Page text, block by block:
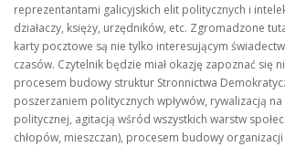
reprezentantami galicyjskich elit politycznych i
działaczy, księży, urzędników, etc. Zgromadzone
karty pocztowe są nie tylko interesującym
czasów. Czytelnik będzie miał okazję zapoznać się
procesem budowy struktur Stronnictwa
poszerzaniem politycznych wpływów, rywalizacją
politycznej, agitacją wśród wszystkich warstw
chłopów, mieszczan), procesem budowy organizacji